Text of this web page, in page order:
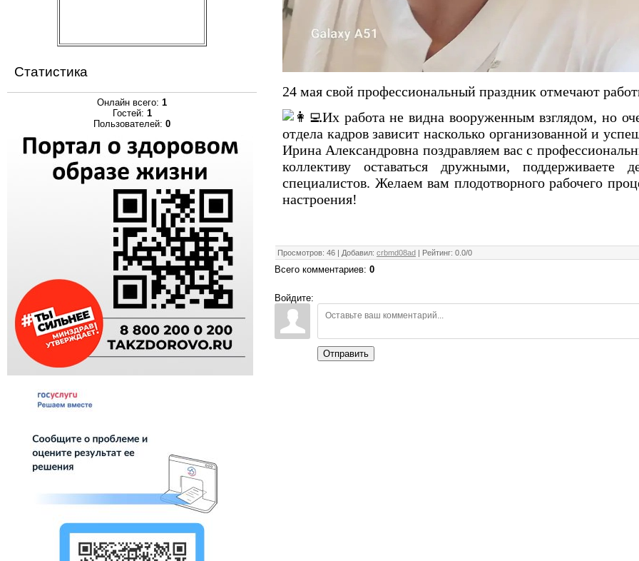
Статистика
Онлайн всего: 1
Гостей: 1
Пользователей: 0
24 мая свой профессиональный праздник отмечают
Их работа не видна вооруженным взглядом, но
отдела кадров зависит насколько организованной и
Ирина Александровна поздравляем вас с
коллективу оставаться дружными,
специалистов. Желаем вам плодотворного рабочего
настроения!
Просмотров: 46 Добавил: crbmd08ad Рейтинг: 0.0/0
Всего комментариев: 0
Войдите:
Отправить